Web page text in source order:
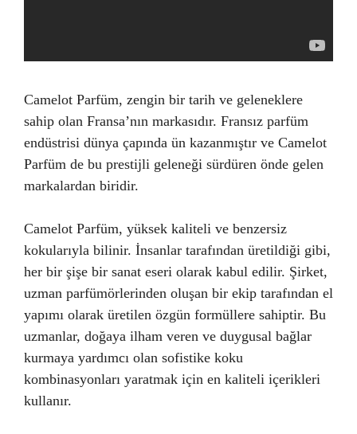
Camelot Parfüm, zengin bir tarih ve geleneklere
sahip olan Fransa’nın markasıdır. Fransız parfüm
endüstrisi dünya çapında ün kazanmıştır ve Camelot
Parfüm de bu prestijli geleneği sürdüren önde gelen
markalardan biridir.
Camelot Parfüm, yüksek kaliteli ve benzersiz
kokularıyla bilinir. İnsanlar tarafından üretildiği gibi,
her bir şişe bir sanat eseri olarak kabul edilir. Şirket,
uzman parfümörlerinden oluşan bir ekip tarafından el
yapımı olarak üretilen özgün formüllere sahiptir. Bu
uzmanlar, doğaya ilham veren ve duygusal bağlar
kurmaya yardımcı olan sofistike koku
kombinasyonları yaratmak için en kaliteli içerikleri
kullanır.